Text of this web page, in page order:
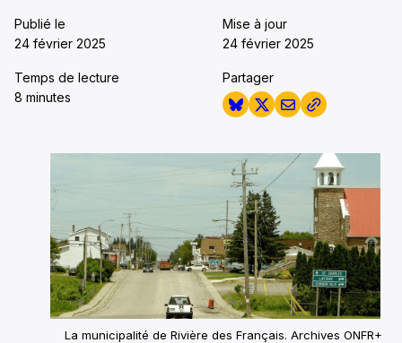
Publié le
24 février 2025
Mise à jour
24 février 2025
Temps de lecture
8 minutes
Partager
La municipalité de Rivière des Français. Archives ONFR+